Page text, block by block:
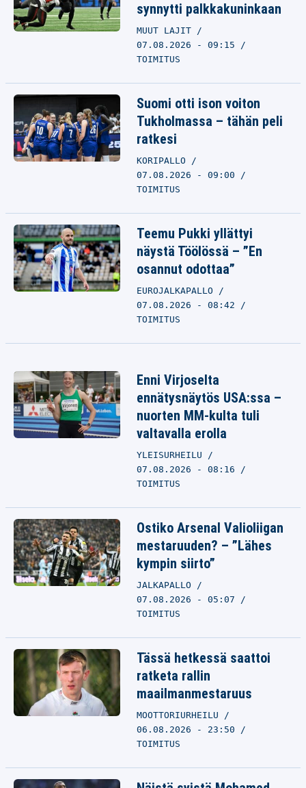
synnytti palkkakuninkaan
MUUT LAJIT
07.08.2026 - 09:15
TOIMITUS
Suomi otti ison voiton
Tukholmassa – tähän peli
ratkesi
KORIPALLO
07.08.2026 - 09:00
TOIMITUS
Teemu Pukki yllättyi
näystä Töölössä – ”En
osannut odottaa”
EUROJALKAPALLO
07.08.2026 - 08:42
TOIMITUS
Enni Virjoselta
ennätysnäytös USA:ssa –
nuorten MM-kulta tuli
valtavalla erolla
YLEISURHEILU
07.08.2026 - 08:16
TOIMITUS
Ostiko Arsenal Valioliigan
mestaruuden? – ”Lähes
kympin siirto”
JALKAPALLO
07.08.2026 - 05:07
TOIMITUS
Tässä hetkessä saattoi
ratketa rallin
maailmanmestaruus
MOOTTORIURHEILU
06.08.2026 - 23:50
TOIMITUS